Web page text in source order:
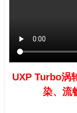
UXP Turbo涡
染、流